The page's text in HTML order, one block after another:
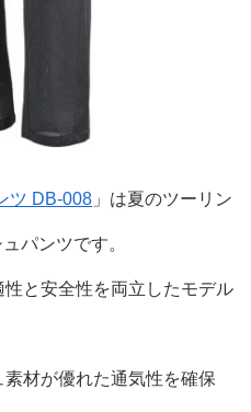
ツ DB-008 」は夏のツーリン
パンツです。
と安全性を両立したモデル
材が優れた通気性を確保